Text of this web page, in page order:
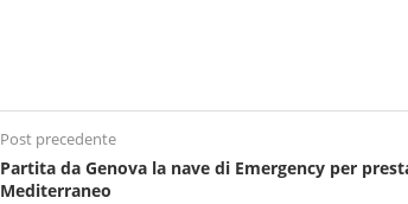
Post precedente
Partita da Genova la nave di Emergency per
Mediterraneo